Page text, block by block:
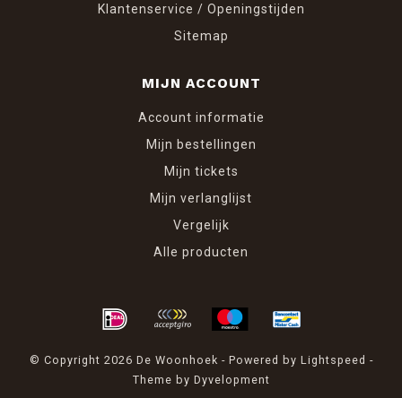
Klantenservice / Openingstijden
Sitemap
MIJN ACCOUNT
Account informatie
Mijn bestellingen
Mijn tickets
Mijn verlanglijst
Vergelijk
Alle producten
© Copyright 2026 De Woonhoek - Powered by Lightspeed -
Theme by Dyvelopment